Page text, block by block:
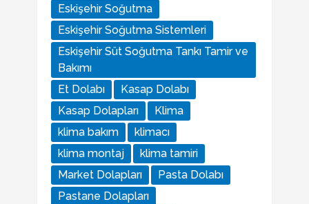
Eskişehir Soğutma
Eskişehir Soğutma Sistemleri
Eskişehir Süt Soğutma Tankı Tamir ve
Bakımı
Et Dolabı
Kasap Dolabı
Kasap Dolapları
Klima
klima bakım
klimacı
klima montaj
klima tamiri
Market Dolapları
Pasta Dolabı
Pastane Dolapları